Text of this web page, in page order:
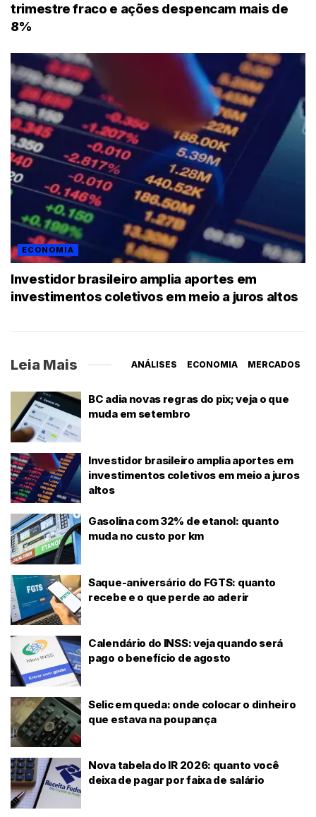
trimestre fraco e ações despencam mais de
8%
ECONOMIA
Investidor brasileiro amplia aportes em
investimentos coletivos em meio a juros altos
Leia Mais ANÁLISES ECONOMIA MERCADOS
BC adia novas regras do pix; veja o que
muda em setembro
Investidor brasileiro amplia aportes em
investimentos coletivos em meio a juros
altos
Gasolina com 32% de etanol: quanto
muda no custo por km
Saque-aniversário do FGTS: quanto
recebe e o que perde ao aderir
Calendário do INSS: veja quando será
pago o benefício de agosto
Selic em queda: onde colocar o dinheiro
que estava na poupança
Nova tabela do IR 2026: quanto você
deixa de pagar por faixa de salário